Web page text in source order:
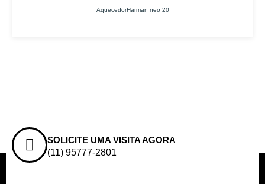
AquecedorHarman neo 20
SOLICITE UMA VISITA AGORA
(11) 95777-2801